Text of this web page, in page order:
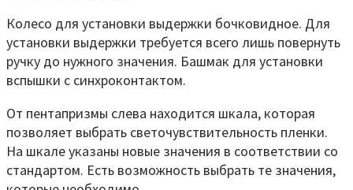
Колесо для установки выдержки бочковидное. Для
установки выдержки требуется всего лишь повернуть
ручку до нужного значения. Башмак для установки
вспышки с синхроконтактом.
От пентапризмы слева находится шкала, которая
позволяет выбрать светочувствительность пленки.
На шкале указаны новые значения в соответствии со
стандартом. Есть возможность выбрать те значения,